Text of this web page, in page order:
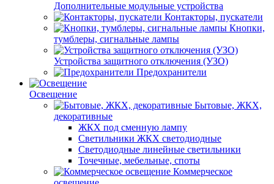
Дополнительные модульные устройства
Контакторы, пускатели
Кнопки,
тумблеры, сигнальные лампы
Устройства защитного отключения (УЗО)
Предохранители
Освещение
Бытовые, ЖКХ,
декоративные
ЖКХ под сменную лампу
Светильники ЖКХ светодиодные
Светодиодные линейные светильники
Точечные, мебельные, споты
Коммерческое